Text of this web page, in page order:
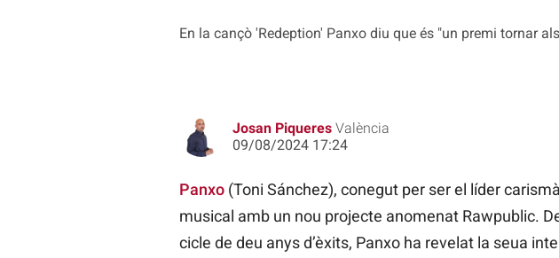
En la cançò 'Redeption' Panxo diu que és "un premi tornar
Josan Piqueres València
09/08/2024 17:24
Panxo (Toni Sánchez), conegut per ser el líder
musical amb un nou projecte anomenat Rawpublic.
cicle de deu anys d’èxits, Panxo ha revelat la seua